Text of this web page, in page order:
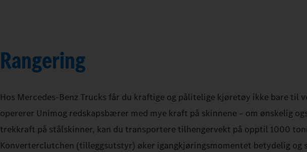
Rangering
Hos Mercedes‑Benz Trucks får du kraftige og pålitelige kjøretøy ikke bare til
opererer Unimog redskapsbærer med mye kraft på skinnene – om ønskelig
trekkraft på stålskinner, kan du transportere tilhengervekt på opptil 1000
Konverterclutchen (tilleggsutstyr) øker igangkjøringsmomentet betydelig og